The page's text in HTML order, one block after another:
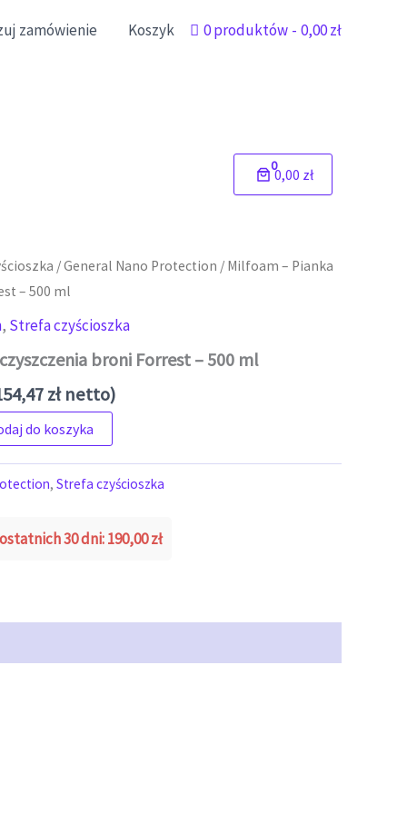
zamówienie Koszyk 0 produktów 0,00 zł
00,00 zł
/General Nano Protection / Milfoam – Pianka
– 500 ml
, Strefa czyścioszka
broni Forrest – 500 ml
złnetto)
broni Forrest - 500 ml
do koszyka
, Strefa czyścioszka
30 dni:190,00zł